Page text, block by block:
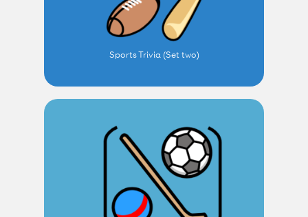
Sports Trivia (Set two)